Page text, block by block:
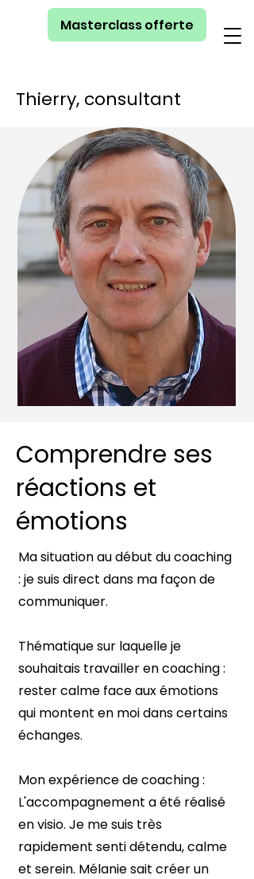
Masterclass offerte
Thierry, consultant
Comprendre ses
réactions et
émotions
Ma situation au début du coaching
: je suis direct dans ma façon de
communiquer.
Thématique sur laquelle je
souhaitais travailler en coaching :
rester calme face aux émotions
qui montent en moi dans certains
échanges.
Mon expérience de coaching :
L'accompagnement a été réalisé
en visio. Je me suis très
rapidement senti détendu, calme
et serein. Mélanie sait créer un